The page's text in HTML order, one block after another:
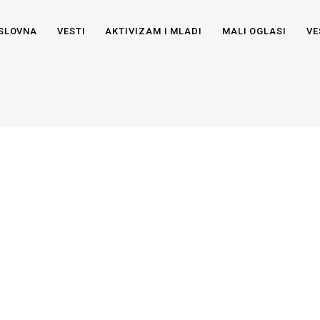
VESTI AKTIVIZAM I MLADI MALI OGLASI